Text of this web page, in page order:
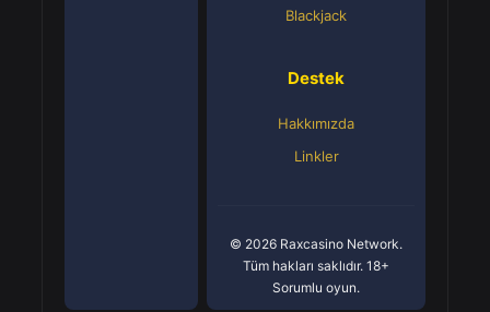
Blackjack
Destek
Hakkımızda
Linkler
© 2026 Raxcasino Network.
Tüm hakları saklıdır. 18+
Sorumlu oyun.